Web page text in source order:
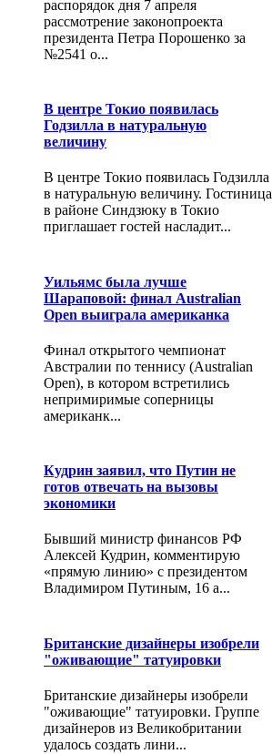
распорядок дня 7 апреля
рассмотрение законопроекта
президента Петра Порошенко за
№2541 о...
В центре Токио появилась
Годзилла в натуральную
величину
В центре Токио появилась Годзилла
в натуральную величину. Гостиница
в районе Синдзюку в Токио
приглашает гостей насладит...
Уильямс была лучше
Шараповой: финал Australian
Open выиграла американка
Финал открытого чемпионат
Австралии по теннису (Australian
Open), в котором встретились
непримиримые соперницы
американк...
Кудрин заявил, что Путин не
готов отвечать на вызовы
экономики
Бывший министр финансов РФ
Алексей Кудрин, комментирую
«прямую линию» с президентом
Владимиром Путиным, 16 а...
Британские дизайнеры изобрели
"оживающие" татуировки
Британские дизайнеры изобрели
"оживающие" татуировки. Группе
дизайнеров из Великобритании
удалось создать лини...